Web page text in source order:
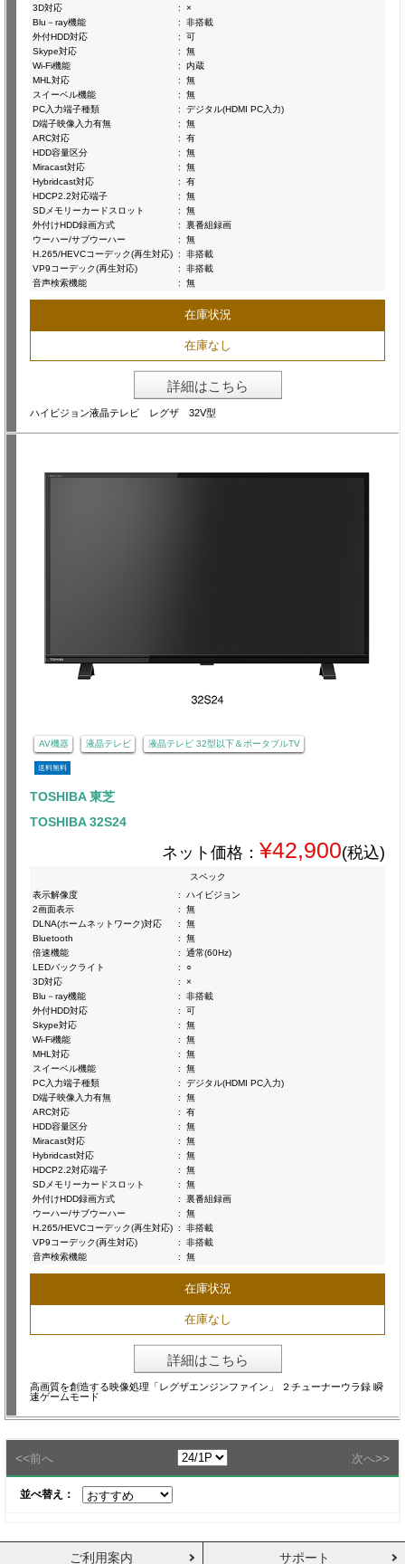
3D対応
:
×
Blu－ray機能
:
非搭載
外付HDD対応
:
可
Skype対応
:
無
Wi-Fi機能
:
内蔵
MHL対応
:
無
スイーベル機能
:
無
PC入力端子種類
:
デジタル(HDMI PC入力)
D端子映像入力有無
:
無
ARC対応
:
有
HDD容量区分
:
無
Miracast対応
:
無
Hybridcast対応
:
有
HDCP2.2対応端子
:
無
SDメモリーカードスロット
:
無
外付けHDD録画方式
:
裏番組録画
ウーハー/サブウーハー
:
無
H.265/HEVCコーデック(再生対応) :
非搭載
VP9コーデック(再生対応)
:
非搭載
音声検索機能
: 無
在庫状況
在庫なし
詳細はこちら
ハイビジョン液晶テレビ レグザ 32V型
AV機器 液晶テレビ 液晶テレビ 32型以下＆ポータブルTV
送料無料
TOSHIBA 東芝
TOSHIBA 32S24
ネット価格： ¥42,900(税込)
スペック
表示解像度
:
ハイビジョン
2画面表示
:
無
DLNA(ホームネットワーク)対応
:
無
Bluetooth
:
無
倍速機能
:
通常(60Hz)
LEDバックライト
:
○
3D対応
:
×
Blu－ray機能
:
非搭載
外付HDD対応
:
可
Skype対応
:
無
Wi-Fi機能
:
無
MHL対応
:
無
スイーベル機能
:
無
PC入力端子種類
:
デジタル(HDMI PC入力)
D端子映像入力有無
:
無
ARC対応
:
有
HDD容量区分
:
無
Miracast対応
:
無
Hybridcast対応
:
無
HDCP2.2対応端子
:
無
SDメモリーカードスロット
:
無
外付けHDD録画方式
:
裏番組録画
ウーハー/サブウーハー
:
無
H.265/HEVCコーデック(再生対応) :
非搭載
VP9コーデック(再生対応)
:
非搭載
音声検索機能
: 無
在庫状況
在庫なし
詳細はこちら
高画質を創造する映像処理「レグザエンジンファイン」 ２チューナーウラ録 瞬
速ゲームモード
<<前へ 次へ>>
並べ替え：
ご利用案内 サポート